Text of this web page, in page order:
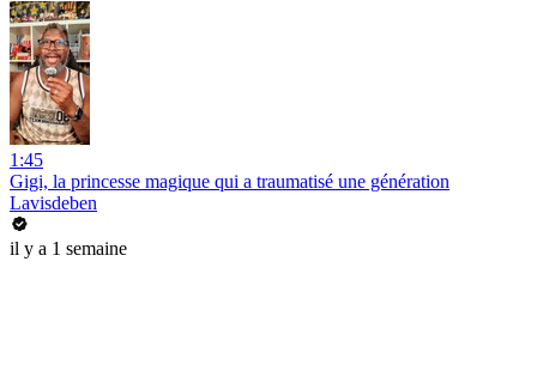
1:45
Gigi, la princesse magique qui a traumatisé une génération
Lavisdeben
il y a 1 semaine